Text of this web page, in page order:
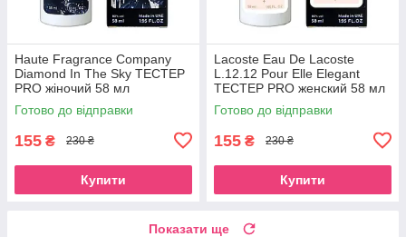
Haute Fragrance Company
Diamond In The Sky TECТЕР
PRO жіночий 58 мл
Готово до відправки
155 ₴ 230 ₴
Купити
Lacoste Eau De Lacoste
L.12.12 Pour Elle Elegant
ТЕСТЕР PRO женский 58 мл
Готово до відправки
155 ₴ 230 ₴
Купити
Показати ще